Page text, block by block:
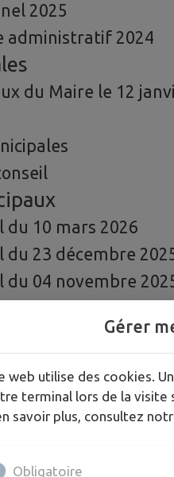
2025
administratif 2024
du Maire le 12
du 10 mars 2026
du 23 décembre
du 04 novembre
09 septembre
du 15 juillet 2025
01 juillet 2025
du 06 mai 2025
du 14 avril 2025
18 mars 2025
18 février 2025
Gérer
web utilise des cookies.
terminal lors de la visite
savoir plus, consultez
Obligatoire